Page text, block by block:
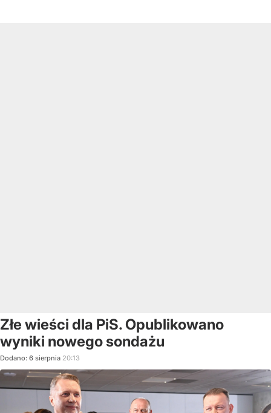
Złe wieści dla PiS. Opublikowano
wyniki nowego sondażu
Dodano: 6 sierpnia 20:13